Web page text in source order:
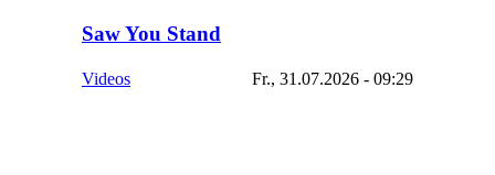
Saw You Stand
Videos Fr., 31.07.2026 - 09:29